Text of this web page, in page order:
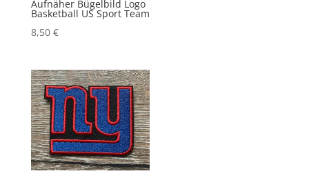
Aufnäher Bügelbild Logo
Basketball US Sport Team
8,50 €